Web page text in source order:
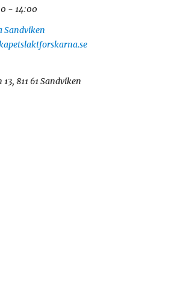
- 14:00
Sandviken
13, 811 61 Sandviken